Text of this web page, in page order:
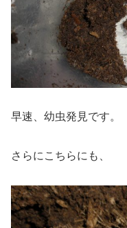
早速、幼虫発見です。
さらにこちらにも、